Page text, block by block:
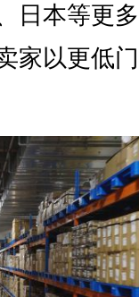
日本等更
家以更低